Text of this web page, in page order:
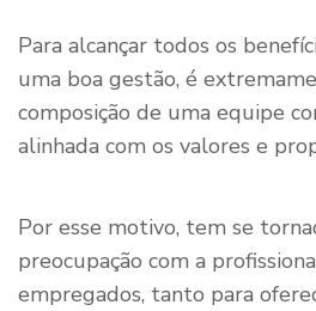
Para alcançar todos os
uma boa gestão, é
composição de uma equipe
alinhada com os valores e
Por esse motivo, tem se
preocupação com a
empregados, tanto para